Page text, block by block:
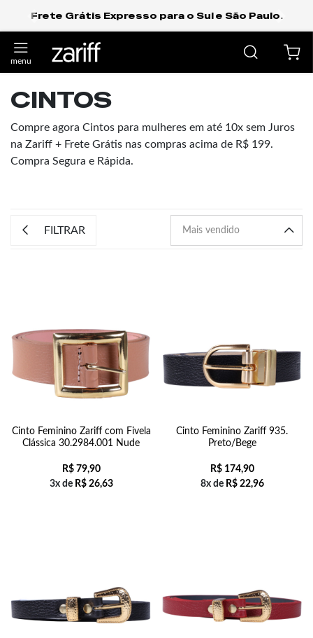
Frete Grátis Expresso para o Sul e São Paulo.
CINTOS
Compre agora Cintos para mulheres em até 10x sem Juros
na Zariff + Frete Grátis nas compras acima de R$ 199.
Compra Segura e Rápida.
FILTRAR
Cinto Feminino Zariff com Fivela
Clássica 30.2984.001 Nude
R$79,90
3x de R$26,63
Cinto Feminino Zariff 935.
Preto/Bege
R$174,90
8x de R$22,96